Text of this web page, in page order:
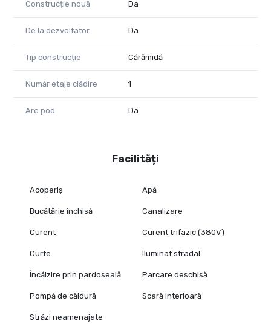
Construcție nouă Da
De la dezvoltator Da
Tip construcție Cărămidă
Număr etaje clădire 1
Are pod Da
Facilități
Acoperiș Apă
Bucătărie închisă Canalizare
Curent Curent trifazic (380V)
Curte Iluminat stradal
Încălzire prin pardoseală Parcare deschisă
Pompă de căldură Scară interioară
Străzi neamenajate